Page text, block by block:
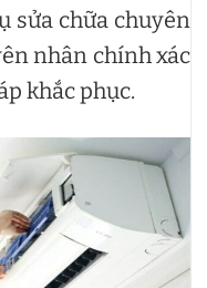
sửa chữa chuyên
nhân chính xác
khắc phục.